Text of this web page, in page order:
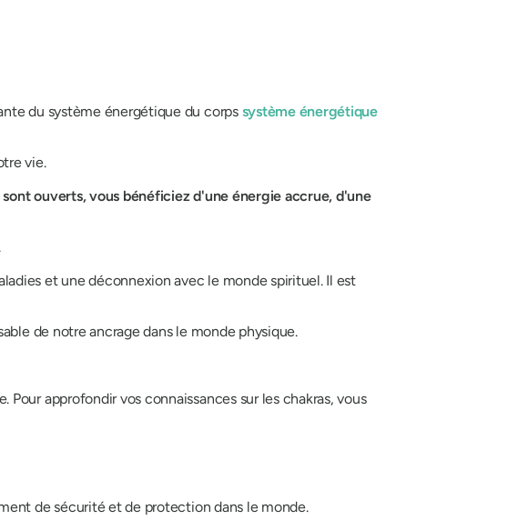
du système énergétique du corps système énergétique
vie.
sont ouverts, vous bénéficiez d'une énergie accrue, d'une
et une déconnexion avec le monde spirituel. Il est
de notre ancrage dans le monde physique.
approfondir vos connaissances sur les chakras, vous
de sécurité et de protection dans le monde.